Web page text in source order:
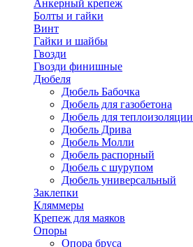
Анкерный крепеж
Болты и гайки
Винт
Гайки и шайбы
Гвозди
Гвозди финишные
Дюбеля
Дюбель Бабочка
Дюбель для газобетона
Дюбель для теплоизоляции
Дюбель Дрива
Дюбель Молли
Дюбель распорный
Дюбель с шурупом
Дюбель универсальный
Заклепки
Кляммеры
Крепеж для маяков
Опоры
Опора бруса